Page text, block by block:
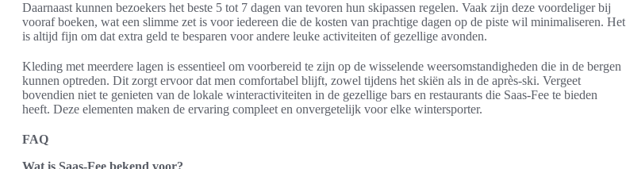
Daarnaast kunnen bezoekers het beste 5 tot 7 dagen van tevoren hun skipassen regelen. Vaak zijn deze voordeliger bij
vooraf boeken, wat een slimme zet is voor iedereen die de kosten van prachtige dagen op de piste wil minimaliseren. Het
is altijd fijn om dat extra geld te besparen voor andere leuke activiteiten of gezellige avonden.
Kleding met meerdere lagen is essentieel om voorbereid te zijn op de wisselende weersomstandigheden die in de bergen
kunnen optreden. Dit zorgt ervoor dat men comfortabel blijft, zowel tijdens het skiën als in de après-ski. Vergeet
bovendien niet te genieten van de lokale winteractiviteiten in de gezellige bars en restaurants die Saas-Fee te bieden
heeft. Deze elementen maken de ervaring compleet en onvergetelijk voor elke wintersporter.
FAQ
Wat is Saas-Fee bekend voor?